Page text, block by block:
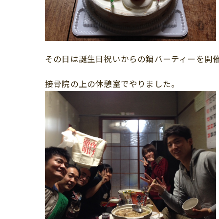
その日は誕生日祝いからの鍋パーティーを開
接骨院の上の休憩室でやりました。